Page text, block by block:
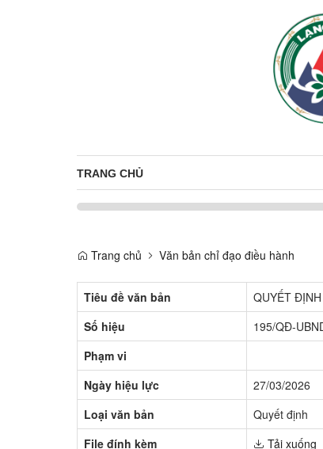
TRANG CHỦ
Trang chủ Văn bản chỉ đạo điều hành
Tiêu đề văn bản
QUYẾT
Số hiệu
195/QĐ-
Phạm vi
Ngày hiệu lực
27/03/2026
Loại văn bản
Quyết định
File đính kèm
Tải xuống